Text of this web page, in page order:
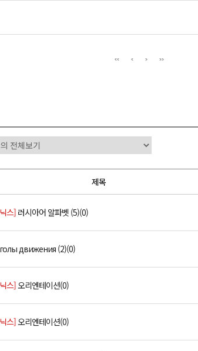
제목
스]러시아어 알파벳 (5)(0)
движения (2)(0)
스]오리엔테이션(0)
스]오리엔테이션(0)